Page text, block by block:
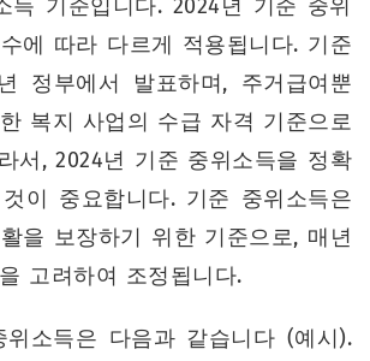
득 기준입니다. 2024년 기준 중위
에 따라 다르게 적용됩니다. 기준
정부에서 발표하며, 주거급여뿐
복지 사업의 수급 자격 기준으로
서, 2024년 기준 중위소득을 정확
이 중요합니다. 기준 중위소득은
을 보장하기 위한 기준으로, 매년
고려하여 조정됩니다.
소득은 다음과 같습니다 (예시).